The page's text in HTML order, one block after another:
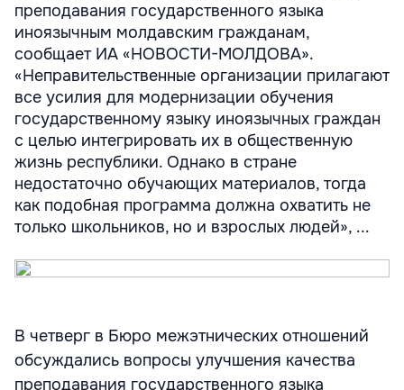
преподавания государственного языка
иноязычным молдавским гражданам,
сообщает ИА «НОВОСТИ-МОЛДОВА».
«Неправительственные организации прилагают
все усилия для модернизации обучения
государственному языку иноязычных граждан
с целью интегрировать их в общественную
жизнь республики. Однако в стране
недостаточно обучающих материалов, тогда
как подобная программа должна охватить не
только школьников, но и взрослых людей», ...
В четверг в Бюро межэтнических отношений
обсуждались вопросы улучшения качества
преподавания государственного языка